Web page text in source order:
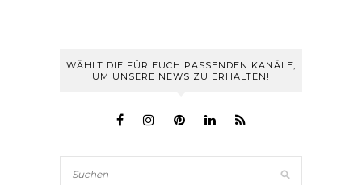
WÄHLT DIE FÜR EUCH PASSENDEN KANÄLE,
UM UNSERE NEWS ZU ERHALTEN!